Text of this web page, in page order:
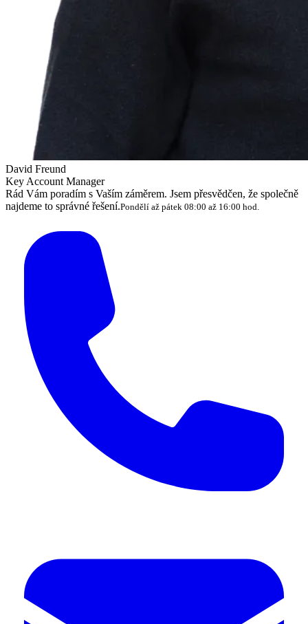
David Freund
Key Account Manager
Rád Vám poradím s Vaším záměrem. Jsem přesvědčen, že společně
najdeme to správné řešení.Pondělí až pátek 08:00 až 16:00 hod.